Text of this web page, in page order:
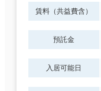
賃料（共益費含）
預託金
入居可能日